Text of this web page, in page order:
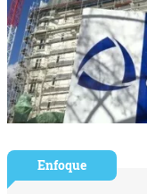
Enfoque